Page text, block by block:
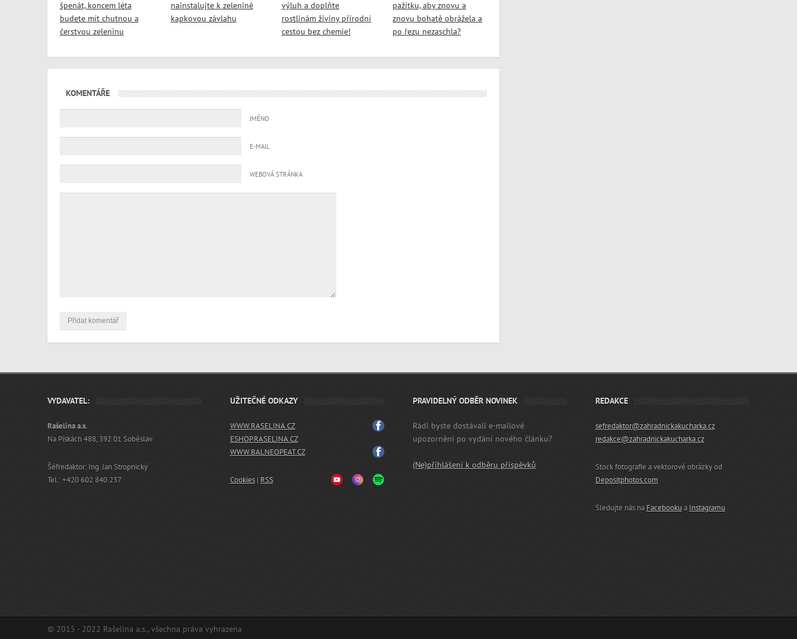
špenát, koncem léta
budete mít chutnou a
čerstvou zeleninu
nainstalujte k zelenině
kapkovou závlahu
výluh a doplňte
rostlinám živiny přírodní
cestou bez chemie!
pažitku, aby znovu a
znovu bohatě obrážela a
po řezu nezaschla?
KOMENTÁŘE
JMÉNO
E-MAIL
WEBOVÁ STRÁNKA
VYDAVATEL:
Rašelina a.s.
Na Pískách 488, 392 01 Soběslav
Šéfredaktor: Ing. Jan Stropnický
Tel.: +420 602 840 237
UŽITEČNÉ ODKAZY
WWW.RASELINA.CZ
ESHOP.RASELINA.CZ
WWW.BALNEOPEAT.CZ
Cookies| RSS
PRAVIDELNÝ ODBĚR NOVINEK
Rádi byste dostávali e-mailové
upozornění po vydání nového článku?
(Ne)přihlášení k odběru příspěvků
REDAKCE
sefredaktor@zahradnickakucharka.cz
redakce@zahradnickakucharka.cz
Stock fotografie a vektorové obrázky od
Depositphotos.com
Sledujte nás na Facebooku a Instagramu
© 2015 - 2022 Rašelina a.s., všechna práva vyhrazena